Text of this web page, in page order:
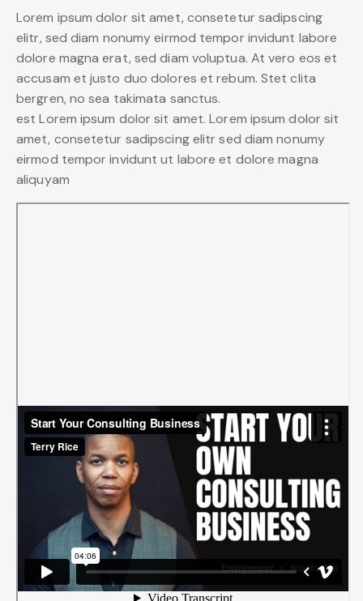
Lorem ipsum dolor sit amet, consetetur sadipscing
elitr, sed diam nonumy eirmod tempor invidunt labore
dolore magna erat, sed diam voluptua. At vero eos et
accusam et justo duo dolores et rebum. Stet clita
bergren, no sea takimata sanctus.
est Lorem ipsum dolor sit amet. Lorem ipsum dolor sit
amet, consetetur sadipscing elitr sed diam nonumy
eirmod tempor invidunt ut labore et dolore magna
aliquyam